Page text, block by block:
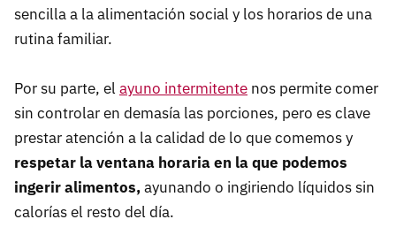
sencilla a la alimentación social y los horarios de una
rutina familiar.
Por su parte, el ayuno intermitente nos permite comer
sin controlar en demasía las porciones, pero es clave
prestar atención a la calidad de lo que comemos y
respetar la ventana horaria en la que podemos
ingerir alimentos,ayunando o ingiriendo líquidos sin
calorías el resto del día.